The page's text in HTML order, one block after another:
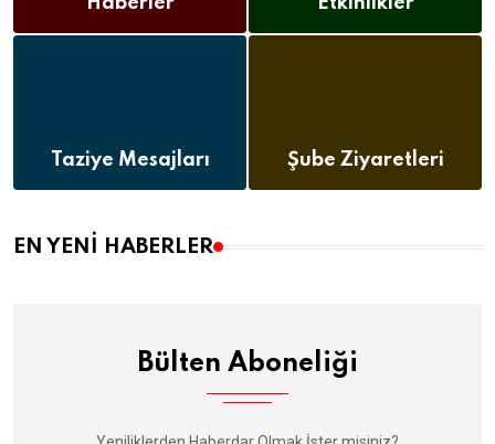
Taziye Mesajları Şube Ziyaretleri
EN YENI HABERLER
Bülten Aboneliği